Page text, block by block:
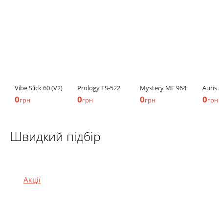
Vibe Slick 60 (V2)
0грн
Prology ES-522
0грн
Mystery MF 964
0грн
Auris
0грн
Швидкий підбір
Акції